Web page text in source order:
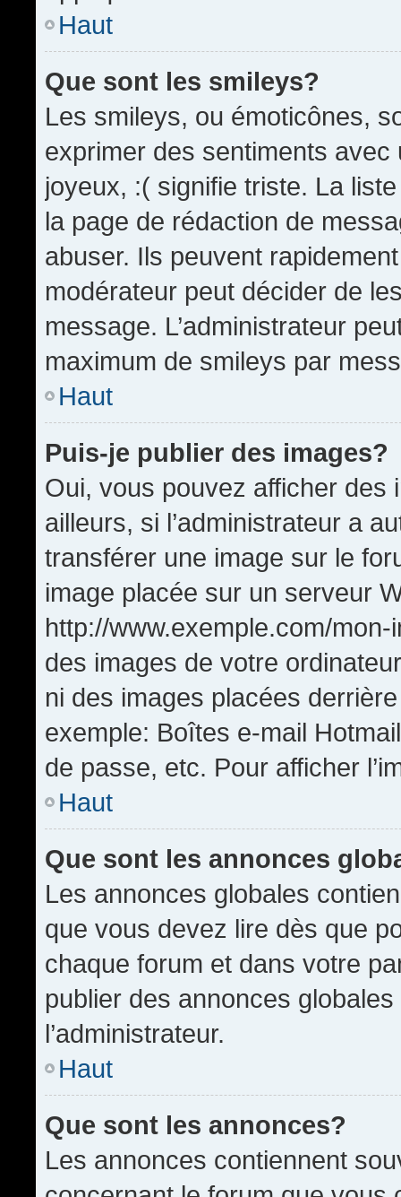
Haut
Que sont les smileys?
Les smileys, ou émoticônes,
exprimer des sentiments
joyeux, :( signifie triste. La
la page de rédaction de
abuser. Ils peuvent
modérateur peut décider de
message. L’administrateur
maximum de smileys par
Haut
Puis-je publier des images?
Oui, vous pouvez afficher
ailleurs, si l’administrateur a
transférer une image sur le
image placée sur un serveur
http://www.exemple.com/
des images de votre
ni des images placées
exemple: Boîtes e-mail
de passe, etc. Pour afficher
Haut
Que sont les annonces
Les annonces globales
que vous devez lire dès que
chaque forum et dans votre
publier des annonces
l’administrateur.
Haut
Que sont les annonces?
Les annonces contiennent